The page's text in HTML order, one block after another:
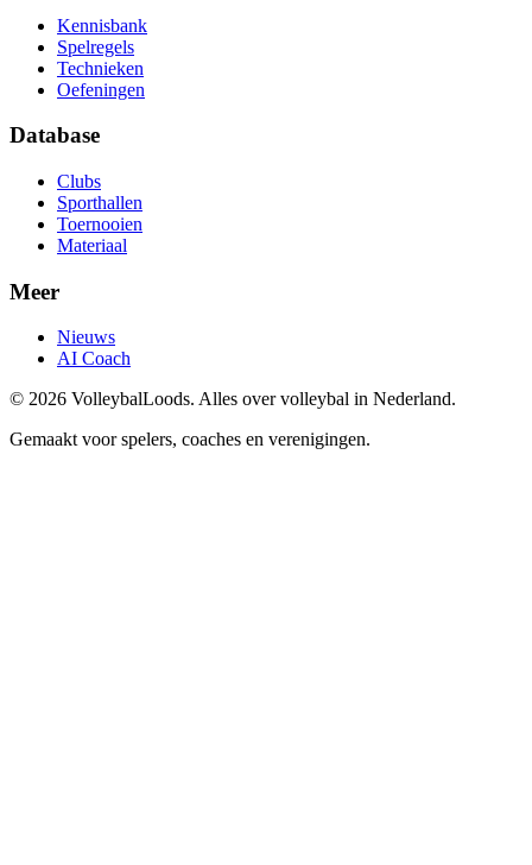
Kennisbank
Spelregels
Technieken
Oefeningen
Database
Clubs
Sporthallen
Toernooien
Materiaal
Meer
Nieuws
AI Coach
© 2026 VolleybalLoods. Alles over volleybal in Nederland.
Gemaakt voor spelers, coaches en verenigingen.